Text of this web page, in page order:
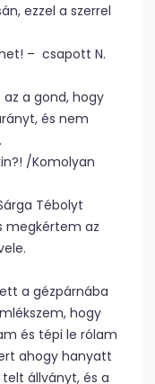
ezzel a szerrel
– csapott N.
a gond, hogy
és nem
/Komolyan
Tébolyt
megkértem az
a gézpárnába
hogy
és tépi le rólam
ahogy hanyatt
állványt, és a